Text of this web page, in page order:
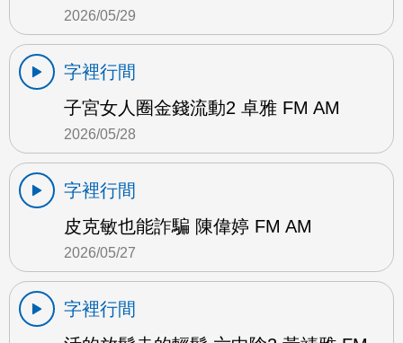
2026/05/29
字裡行間
子宮女人圈金錢流動2 卓雅 FM AM
2026/05/28
字裡行間
皮克敏也能詐騙 陳偉婷 FM AM
2026/05/27
字裡行間